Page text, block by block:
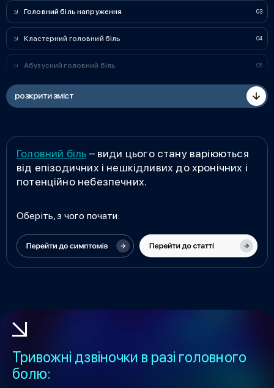
Головний біль напруження
Кластерний головний біль
Абузусний головний біль
розкрити зміст
Головний біль – види цього стану варіюються
від епізодичних і нешкідливих до хронічних і
потенційно небезпечних.
Оберіть, з чого почати:
Тривожні дзвіночки в разі головного
болю: